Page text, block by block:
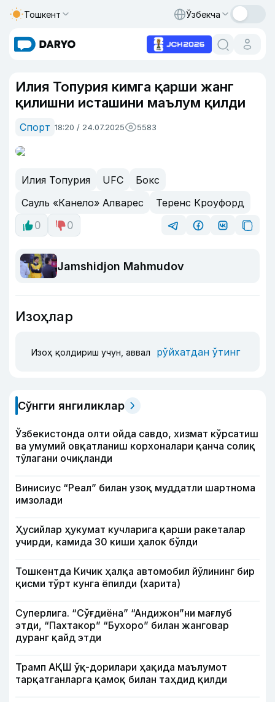
Тошкент Ўзбекча
Илия Топурия кимга қарши жанг
қилишни исташини маълум қилди
Спорт 18:20 / 24.07.2025 5583
Илия Топурия UFC
Бокс
Сауль «Канело» Алварес
Теренс Кроуфорд
0
0
Jamshidjon Mahmudov
Изоҳлар
Изоҳ қолдириш учун, аввал рўйхатдан ўтинг
Сўнгги янгиликлар
Ўзбекистонда олти ойда савдо, хизмат кўрсатиш
ва умумий овқатланиш корхоналари қанча солиқ
тўлагани очиқланди
Винисиус “Реал” билан узоқ муддатли шартнома
имзолади
Ҳусийлар ҳукумат кучларига қарши ракеталар
учирди, камида 30 киши ҳалок бўлди
Тошкентда Кичик ҳалқа автомобил йўлининг бир
қисми тўрт кунга ёпилди (харита)
Суперлига. “Сўғдиёна” “Андижон”ни мағлуб
этди, “Пахтакор” “Бухоро” билан жанговар
дуранг қайд этди
Трамп АҚШ ўқ-дорилари ҳақида маълумот
тарқатганларга қамоқ билан таҳдид қилди